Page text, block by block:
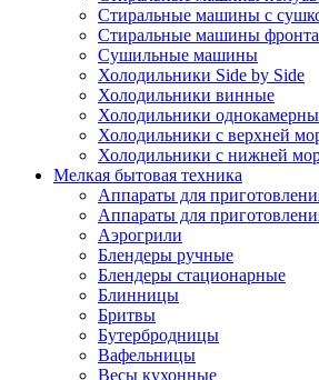
Стиральные машины с
Стиральные машины
Сушильные машины
Холодильники Side by Side
Холодильники винные
Холодильники
Холодильники с верхней
Холодильники с нижней
Мелкая бытовая техника
Аппараты для
Аппараты для
Аэрогрили
Блендеры ручные
Блендеры стационарные
Блинницы
Бритвы
Бутербродницы
Вафельницы
Весы кухонные